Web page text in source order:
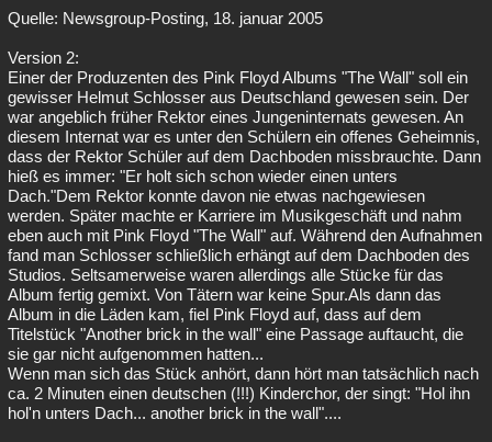
Quelle: Newsgroup-Posting, 18. januar 2005
Version 2:
Einer der Produzenten des Pink Floyd Albums "The Wall" soll ein
gewisser Helmut Schlosser aus Deutschland gewesen sein. Der
war angeblich früher Rektor eines Jungeninternats gewesen. An
diesem Internat war es unter den Schülern ein offenes Geheimnis,
dass der Rektor Schüler auf dem Dachboden missbrauchte. Dann
hieß es immer: "Er holt sich schon wieder einen unters
Dach."Dem Rektor konnte davon nie etwas nachgewiesen
werden. Später machte er Karriere im Musikgeschäft und nahm
eben auch mit Pink Floyd "The Wall" auf. Während den Aufnahmen
fand man Schlosser schließlich erhängt auf dem Dachboden des
Studios. Seltsamerweise waren allerdings alle Stücke für das
Album fertig gemixt. Von Tätern war keine Spur.Als dann das
Album in die Läden kam, fiel Pink Floyd auf, dass auf dem
Titelstück "Another brick in the wall" eine Passage auftaucht, die
sie gar nicht aufgenommen hatten...
Wenn man sich das Stück anhört, dann hört man tatsächlich nach
ca. 2 Minuten einen deutschen (!!!) Kinderchor, der singt: "Hol ihn
hol'n unters Dach... another brick in the wall"....